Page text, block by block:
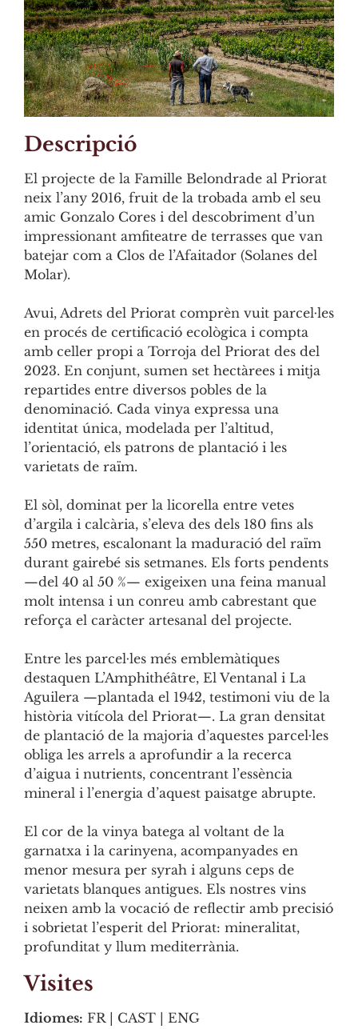
Descripció
El projecte de la Famille Belondrade al Priorat
neix l’any 2016, fruit de la trobada amb el seu
amic Gonzalo Cores i del descobriment d’un
impressionant amfiteatre de terrasses que van
batejar com a Clos de l’Afaitador (Solanes del
Molar).
Avui, Adrets del Priorat comprèn vuit parcel·les
en procés de certificació ecològica i compta
amb celler propi a Torroja del Priorat des del
2023. En conjunt, sumen set hectàrees i mitja
repartides entre diversos pobles de la
denominació. Cada vinya expressa una
identitat única, modelada per l’altitud,
l’orientació, els patrons de plantació i les
varietats de raïm.
El sòl, dominat per la licorella entre vetes
d’argila i calcària, s’eleva des dels 180 fins als
550 metres, escalonant la maduració del raïm
durant gairebé sis setmanes. Els forts pendents
—del 40 al 50 %— exigeixen una feina manual
molt intensa i un conreu amb cabrestant que
reforça el caràcter artesanal del projecte.
Entre les parcel·les més emblemàtiques
destaquen L’Amphithéâtre, El Ventanal i La
Aguilera —plantada el 1942, testimoni viu de la
història vitícola del Priorat—. La gran densitat
de plantació de la majoria d’aquestes parcel·les
obliga les arrels a aprofundir a la recerca
d’aigua i nutrients, concentrant l’essència
mineral i l’energia d’aquest paisatge abrupte.
El cor de la vinya batega al voltant de la
garnatxa i la carinyena, acompanyades en
menor mesura per syrah i alguns ceps de
varietats blanques antigues. Els nostres vins
neixen amb la vocació de reflectir amb precisió
i sobrietat l’esperit del Priorat: mineralitat,
profunditat y llum mediterrània.
Visites
Idiomes: FR | CAST | ENG